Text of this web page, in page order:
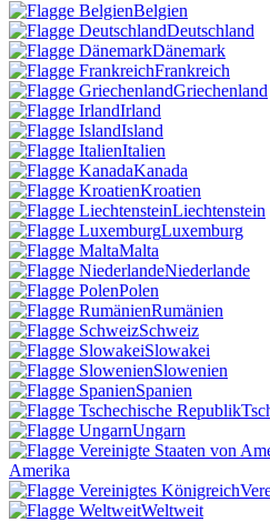
Belgien
Deutschland
Dänemark
Frankreich
Griechenland
Irland
Island
Italien
Kanada
Kroatien
Liechtenstein
Luxemburg
Malta
Niederlande
Polen
Rumänien
Schweiz
Slowakei
Slowenien
Spanien
Ungarn
Amerika
Weltweit